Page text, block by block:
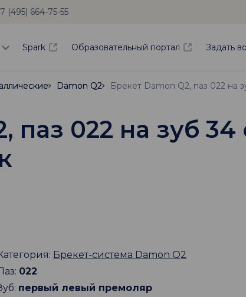
(495) 664-75-55
Spark Образовательный портал Задать
Damon Q2
Damon Q2
паз 022 на зуб
Брекет-система Damon Q2
022
первый левый премоляр